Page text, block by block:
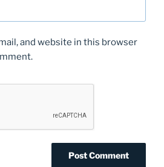
and website in this browser